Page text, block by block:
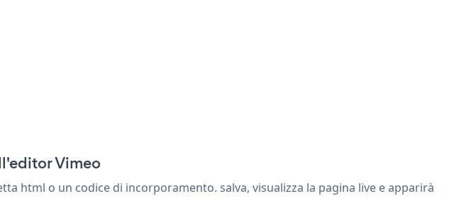
Vimeo
html o un codice di incorporamento. salva, visualizza la pagina live e apparirà